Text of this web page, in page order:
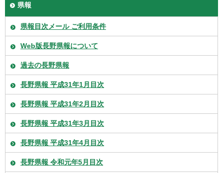
県報
県報目次メール ご利用条件
Web版長野県報について
過去の長野県報
長野県報 平成31年1月目次
長野県報 平成31年2月目次
長野県報 平成31年3月目次
長野県報 平成31年4月目次
長野県報 令和元年5月目次